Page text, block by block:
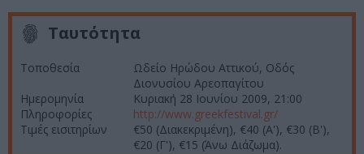
Ταυτότητα
Τοποθεσία
Ωδείο Ηρώδου Αττικού, Οδός
Διονυσίου Αρεοπαγίτου
Ημερομηνία
Κυριακή 28 Ιουνίου 2009, 21:00
Πληροφορίες
http://www.greekfestival.gr/
Τιμές εισιτηρίων
€50 (Διακεκριμένη), €40 (Α'), €30 (Β'),
€20 (Γ'), €15 (Άνω Διάζωμα).